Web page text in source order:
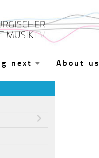
next About us